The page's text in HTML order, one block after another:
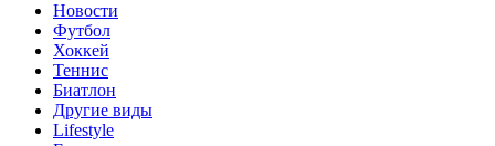
Новости
Футбол
Хоккей
Теннис
Биатлон
Другие виды
Lifestyle